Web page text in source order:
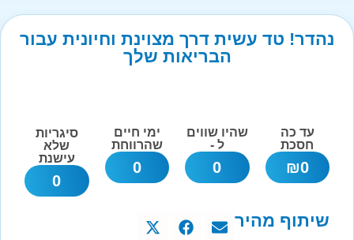
נהדר! טד עשית דרך מצוינת וחיונית עבור
הבריאות שלך
עד כה
חסכת
0
₪
שהיו שווים
ל -
0
ימי חיים
שהרווחת
0
סיגריות
שלא
עישנת
0
שיתוף מהיר